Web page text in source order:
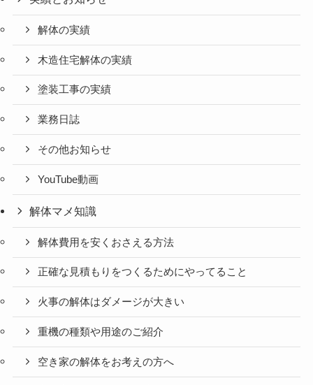
解体の実績
木造住宅解体の実績
塗装工事の実績
業務日誌
その他お知らせ
YouTube動画
解体マメ知識
解体費用を安くおさえる方法
正確な見積もりをつくるためにやってること
火事の解体はダメージが大きい
重機の種類や用途のご紹介
空き家の解体をお考えの方へ